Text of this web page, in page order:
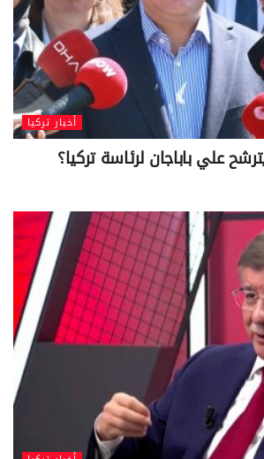
أخبار تركيا
علي باباجان لرئاسة تركيا؟